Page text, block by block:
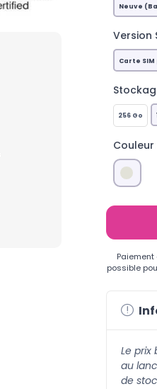
Neuve
Version
Carte
256 Go
Couleur
possible
Le prix
au
de